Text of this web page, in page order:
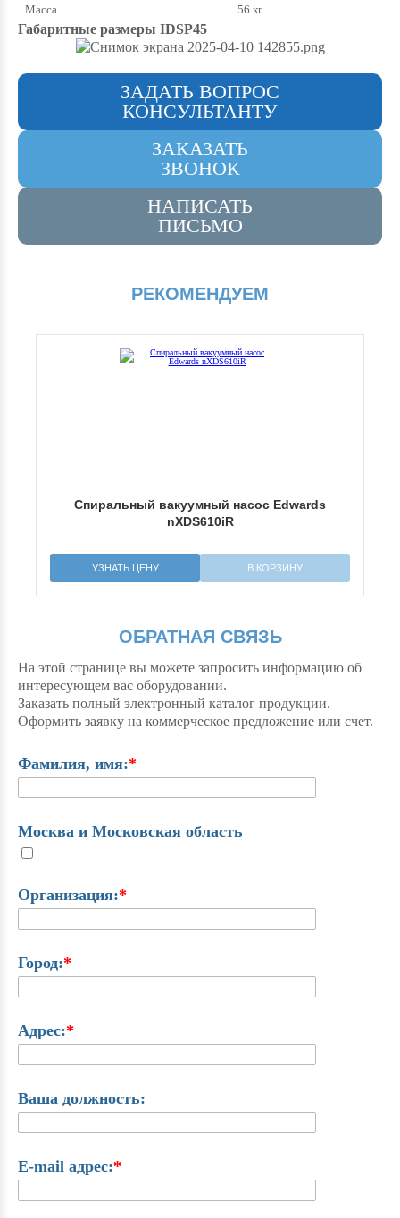
Масса 56 кг
Габаритные размеры IDSP45
ЗАДАТЬ ВОПРОС
КОНСУЛЬТАНТУ
ЗАКАЗАТЬ
ЗВОНОК
НАПИСАТЬ
ПИСЬМО
РЕКОМЕНДУЕМ
Спиральный вакуумный насос Edwards
nXDS610iR
УЗНАТЬ ЦЕНУ В КОРЗИНУ
ОБРАТНАЯ СВЯЗЬ
На этой странице вы можете запросить информацию об
интересующем вас оборудовании.
Заказать полный электронный каталог продукции.
Оформить заявку на коммерческое предложение или счет.
Фамилия, имя:*
Москва и Московская область
Организация:*
Город:*
Адрес:*
Ваша должность:
E-mail адрес:*